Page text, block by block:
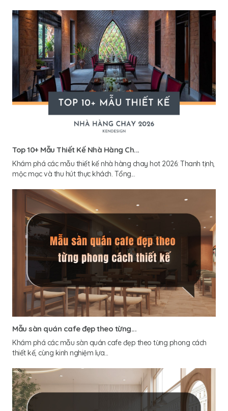
Top 10+ Mẫu Thiết Kế Nhà Hàng Ch...
Khám phá các mẫu thiết kế nhà hàng chay hot 2026: Thanh tịnh,
mộc mạc và thu hút thực khách. Tổng...
Mẫu sàn quán cafe đẹp theo từng...
Khám phá các mẫu sàn quán cafe đẹp theo từng phong cách
thiết kế, cùng kinh nghiệm lựa...